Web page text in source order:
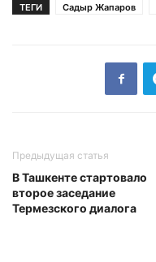
ТЕГИ Садыр Жапаров
Предыдущая статья
В Ташкенте стартовало
второе заседание
Термезского диалога